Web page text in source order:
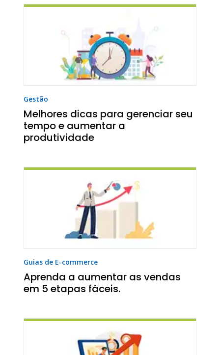
Gestão
Melhores dicas para gerenciar seu
tempo e aumentar a
produtividade
Guias de E-commerce
Aprenda a aumentar as vendas
em 5 etapas fáceis.